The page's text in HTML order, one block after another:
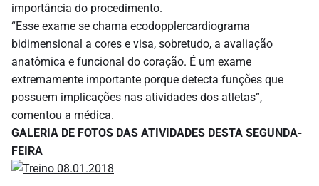
importância do procedimento.
“Esse exame se chama ecodopplercardiograma
bidimensional a cores e visa, sobretudo, a avaliação
anatômica e funcional do coração. É um exame
extremamente importante porque detecta funções que
possuem implicações nas atividades dos atletas”,
comentou a médica.
GALERIA DE FOTOS DAS ATIVIDADES DESTA SEGUNDA-
FEIRA